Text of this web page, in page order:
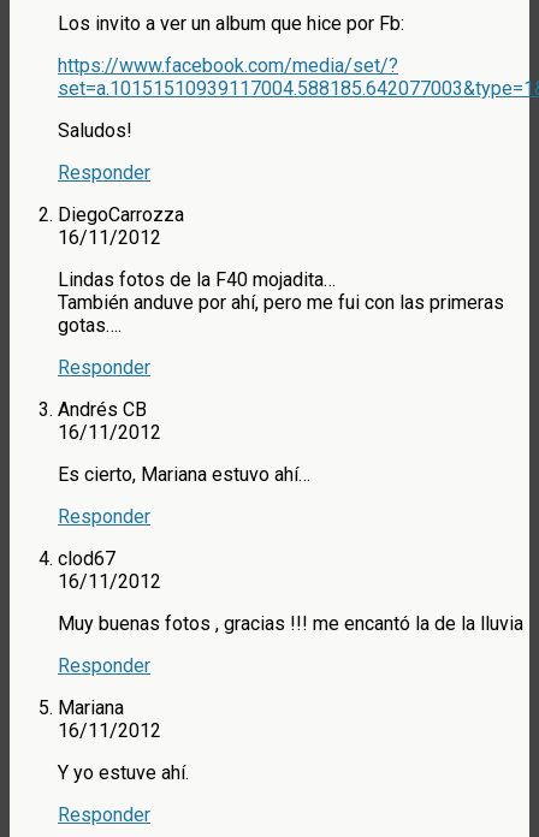
Los invito a ver un album que hice por Fb:
https://www.facebook.com/media/set/?
Saludos!
Responder
DiegoCarrozza
16/11/2012
Lindas fotos de la F40 mojadita…
También anduve por ahí, pero me fui con las primeras
gotas….
Responder
Andrés CB
16/11/2012
Es cierto, Mariana estuvo ahí…
Responder
clod67
16/11/2012
Muy buenas fotos , gracias !!! me encantó la de la lluvia
Responder
Mariana
16/11/2012
Y yo estuve ahí.
Responder